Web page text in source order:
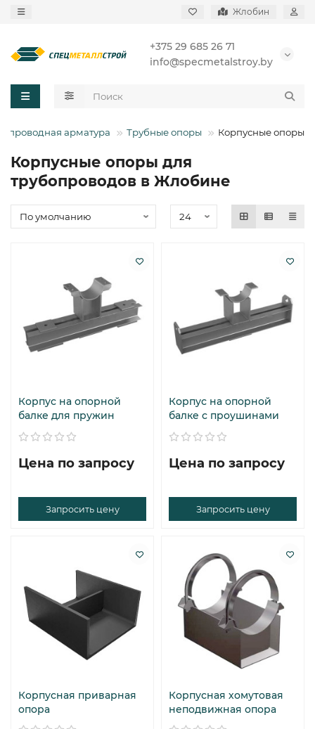
Жлобин
+375 29 685 26 71
info@specmetalstroy.by
арматура Трубные опоры Корпусные опоры
Корпусные опоры для
трубопроводов в Жлобине
Корпус на опорной
балке для пружин
Цена по запросу
Запросить цену
Корпус на опорной
балке с проушинами
Цена по запросу
Запросить цену
Корпусная приварная
опора
Корпусная хомутовая
неподвижная опора